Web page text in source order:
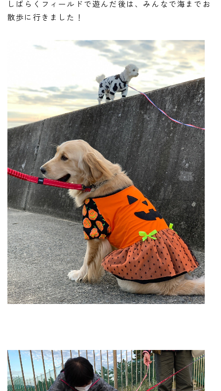
しばらくフィールドで遊んだ後は、みんなで海までお
散歩に行きました！